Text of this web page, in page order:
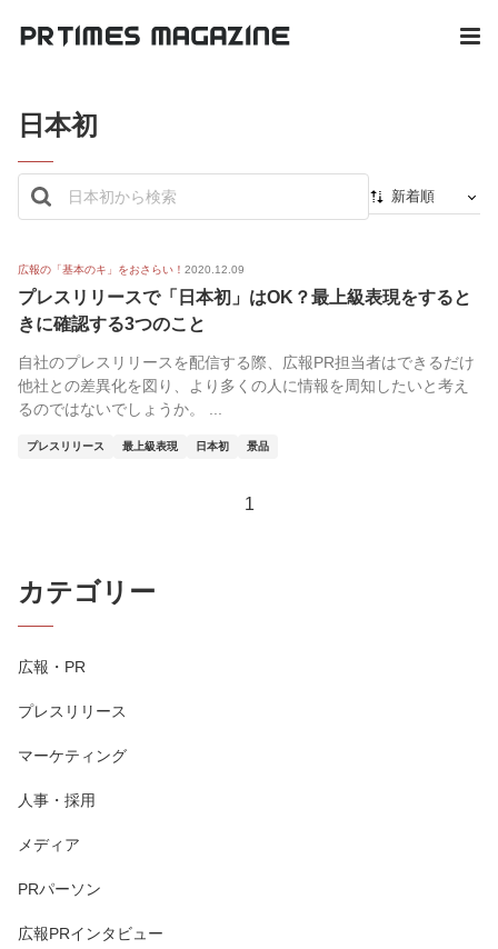
日本初
新着順
人気順
広報の「基本のキ」をおさらい！ 2020.12.09
プレスリリースで「日本初」はOK？最上級表現をすると
きに確認する3つのこと
自社のプレスリリースを配信する際、広報PR担当者はできるだけ
他社との差異化を図り、より多くの人に情報を周知したいと考え
るのではないでしょうか。 ...
プレスリリース 最上級表現 日本初 景品
1
カテゴリー
広報・PR
プレスリリース
マーケティング
人事・採用
メディア
PRパーソン
広報PRインタビュー